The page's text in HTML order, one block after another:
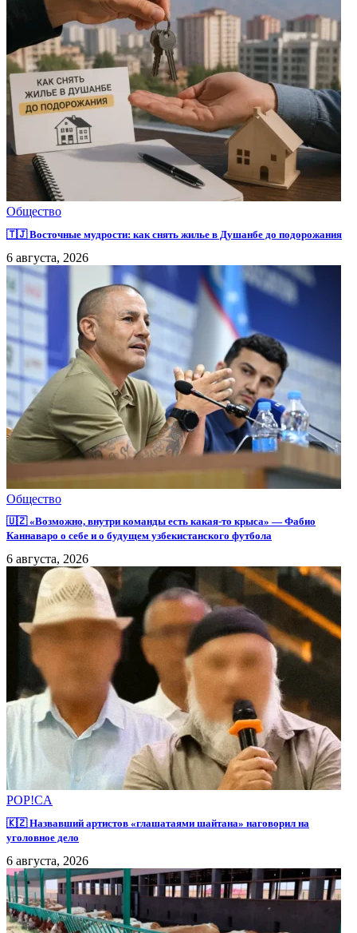
Общество
🇹🇯 Восточные мудрости: как снять жилье в Душанбе до подорожания
6 августа, 2026
Общество
🇺🇿 «Возможно, внутри команды есть какая-то крыса» — Фабио
Каннаваро о себе и о будущем узбекистанского футбола
6 августа, 2026
POP!CA
🇰🇿 Назвавший артистов «глашатаями шайтана» наговорил на
уголовное дело
6 августа, 2026